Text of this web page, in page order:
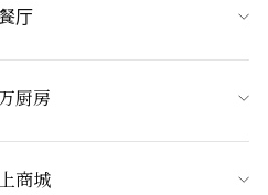
厅
厨房
商城